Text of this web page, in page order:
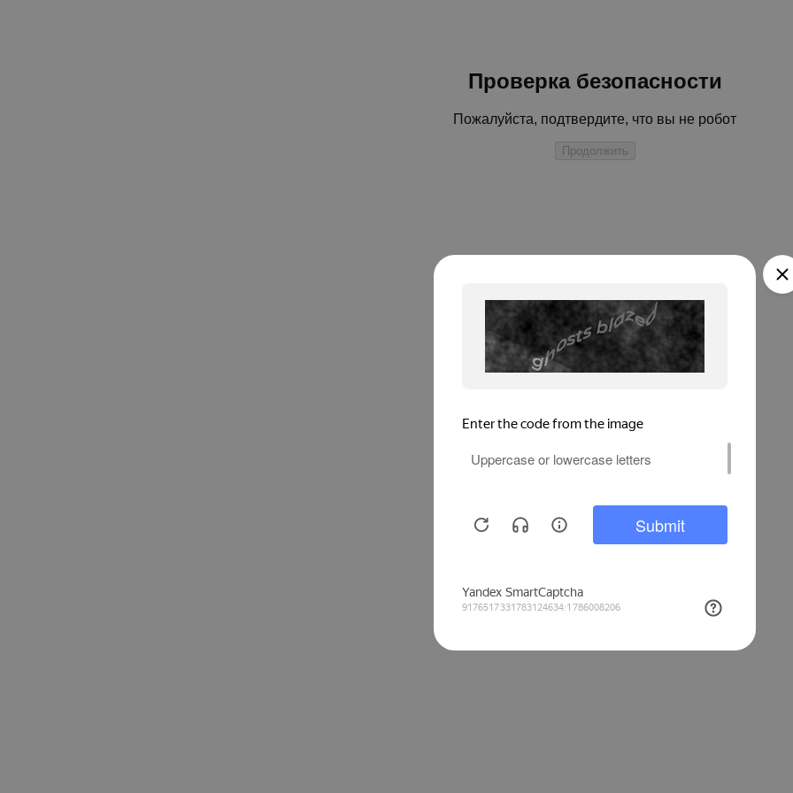
Проверка безопасности
Пожалуйста, подтвердите, что вы не робот
Продолжить